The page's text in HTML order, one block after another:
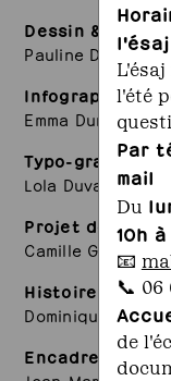
l'été
Par
mail
Du
10h à
📧
📞 06
de
Dessin & arts
Pauline Dufour
Infographie
Emma Dumitru
Typo-
Lola Duval
Projet de
Camille Gaches
Histoire de l'art
Dominique
Encadrement